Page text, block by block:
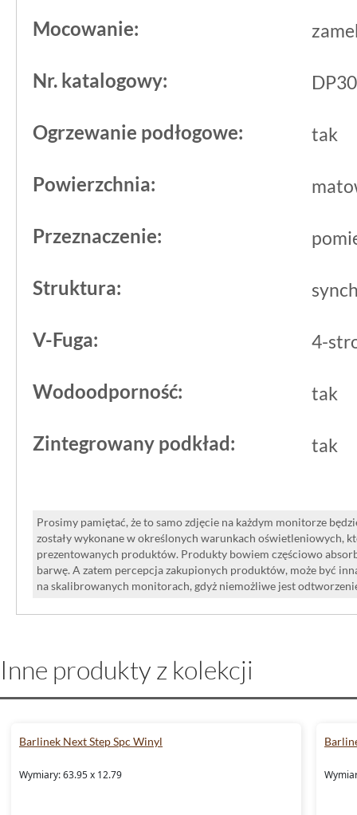
Mocowanie:
Nr. katalogowy:
Ogrzewanie podłogowe: tak
Powierzchnia:
Przeznaczenie:
Struktura:
V-Fuga: 4-
Wodoodporność: tak
Zintegrowany podkład: tak
Prosimy pamiętać, że to samo zdjęcie na każdym monitorze
zostały wykonane w określonych warunkach oświetleniowych,
prezentowanych produktów. Produkty bowiem częściowo
barwę. A zatem percepcja zakupionych produktów, może być
na skalibrowanych monitorach, gdyż niemożliwe jest
Inne produkty z kolekcji
Barlinek Next Step Spc Winyl
Wymiary: 63.95 x 12.79